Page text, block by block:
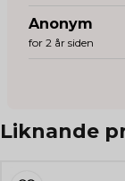
Anonym
for 2 år siden
Liknande